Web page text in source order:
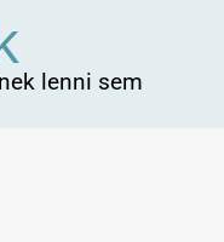
lenni sem